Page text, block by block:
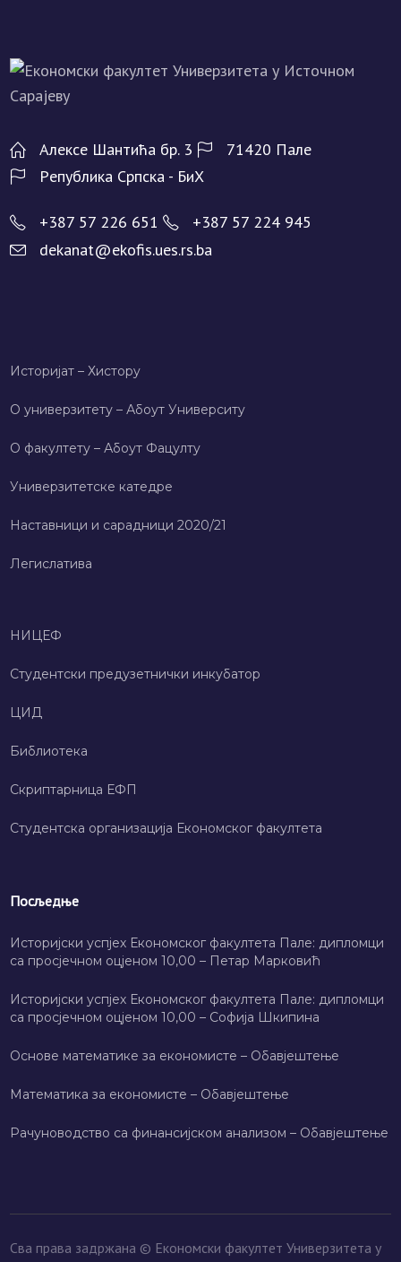
Алeксe Шантића бр. 3
71420 Палe
Рeпублика Српска - БиХ
+387 57 226 651
+387 57 224 945
dekanat@ekofis.ues.rs.ba
Историјат – Хисторy
О универзитету – Абоут Университy
О факултету – Абоут Фацултy
Универзитетске катедре
Наставници и сарадници 2020/21
Легислатива
НИЦЕФ
Студентски предузетнички инкубатор
ЦИД
Библиотека
Скриптарница ЕФП
Студентска организација Економског факултета
Посљедње
Историјски успјех Економског факултета Пале: дипломци
са просјечном оцјеном 10,00 – Петар Марковић
Историјски успјех Економског факултета Пале: дипломци
са просјечном оцјеном 10,00 – Софија Шкипина
Основе математике за економисте – Обавјештење
Математика за економисте – Обавјештење
Рачуноводство са финансијском анализом – Обавјештење
Сва права задржана © Економски факултет Универзитета у